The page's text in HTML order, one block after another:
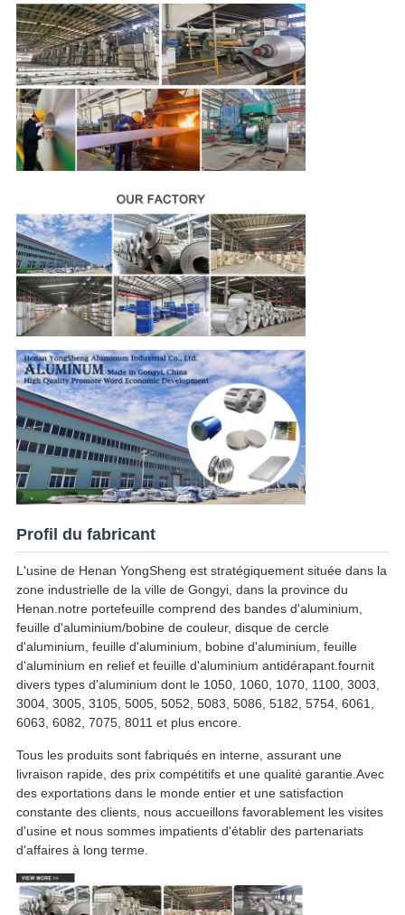
Profil du fabricant
L'usine de Henan YongSheng est stratégiquement située dans la
zone industrielle de la ville de Gongyi, dans la province du
Henan.notre portefeuille comprend des bandes d'aluminium,
feuille d'aluminium/bobine de couleur, disque de cercle
d'aluminium, feuille d'aluminium, bobine d'aluminium, feuille
d'aluminium en relief et feuille d'aluminium antidérapant.fournit
divers types d'aluminium dont le 1050, 1060, 1070, 1100, 3003,
3004, 3005, 3105, 5005, 5052, 5083, 5086, 5182, 5754, 6061,
6063, 6082, 7075, 8011 et plus encore.
Tous les produits sont fabriqués en interne, assurant une
livraison rapide, des prix compétitifs et une qualité garantie.Avec
des exportations dans le monde entier et une satisfaction
constante des clients, nous accueillons favorablement les visites
d'usine et nous sommes impatients d'établir des partenariats
d'affaires à long terme.